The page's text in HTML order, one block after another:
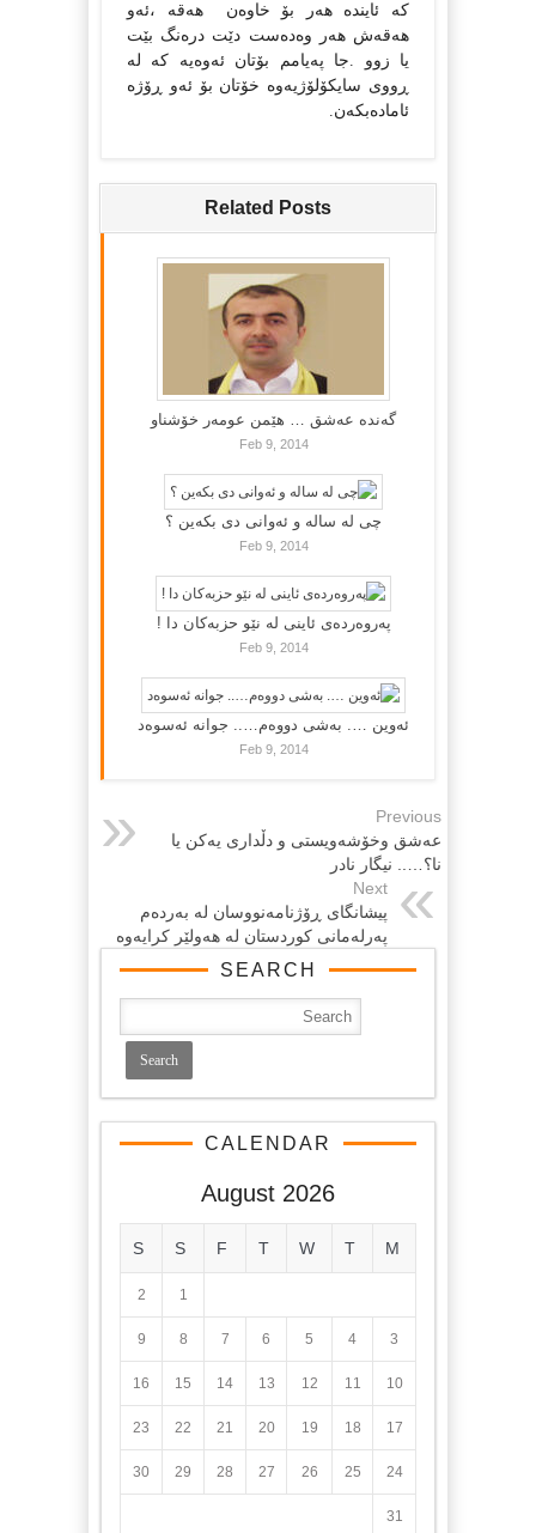
که‌ ئاینده‌ هه‌ر بۆ خاوه‌ن
هه‌قه‌ ،ئه‌و
هه‌قه‌ش هه‌ر وه‌ده‌ست دێت دره‌نگ بێت
یا زوو .جا‌ په‌یامم بۆتان ئه‌وه‌یه‌ که‌ له‌
ڕووی سایکۆلۆژیه‌وه‌ خۆتان بۆ ئه‌و ڕۆژه‌
ئاماده‌بکه‌ن.
Related Posts
گه‌نده‌ عه‌شق … هێمن عومه‌ر خۆشناو
Feb 9, 2014
چی لە سالە و ئەوانی دی بكەین ؟
Feb 9, 2014
پەروەردەی ئاینی لە نێو حزبەکان دا !
Feb 9, 2014
ئەوین …. بەشی دووەم….. جوانە ئەسوەد
Feb 9, 2014
Previous
عه‌شق وخۆشه‌ویستی و دڵداری یه‌كن یا
نا؟….. نیگار نادر
Next
پیشانگای ڕۆژنامەنووسان لە بەردەم
پەرلەمانی كوردستان لە هەولێر كرایەوە
SEARCH
CALENDAR
August 2026
M
T
W
T
F
S
S
1
2
3
4
5
6
7
8
9
10
11
12
13
14
15
16
17
18
19
20
21
22
23
24
25
26
27
28
29
30
31